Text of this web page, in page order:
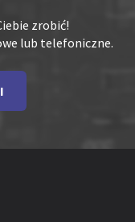
zrobić!
lub telefoniczne.